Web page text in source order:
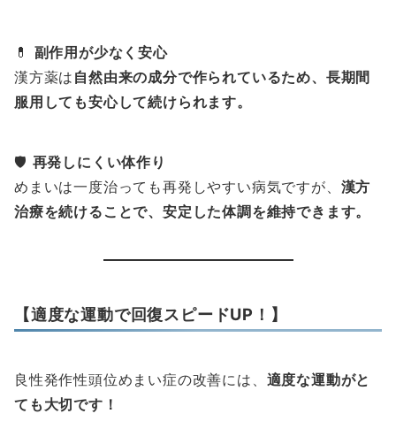
💊 副作用が少なく安心
漢方薬は 自然由来の成分で作られているため、長期間
服用しても安心して続けられます。
🛡 再発しにくい体作り
めまいは一度治っても再発しやすい病気ですが、 漢方
治療を続けることで、安定した体調を維持できます。
【適度な運動で回復スピードUP！】
良性発作性頭位めまい症の改善には、 適度な運動がと
ても大切です！